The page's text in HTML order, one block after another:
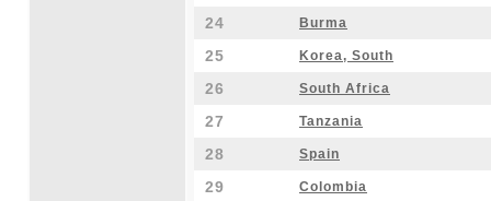
24 Burma
25 Korea, South
26 South Africa
27 Tanzania
28 Spain
29 Colombia